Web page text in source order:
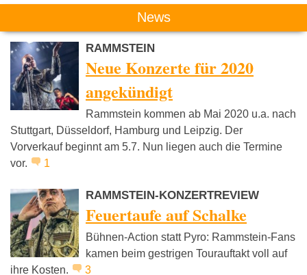
News
RAMMSTEIN
Neue Konzerte für 2020
angekündigt
Rammstein kommen ab Mai 2020 u.a. nach
Stuttgart, Düsseldorf, Hamburg und Leipzig. Der
Vorverkauf beginnt am 5.7. Nun liegen auch die Termine
vor.
1
RAMMSTEIN-KONZERTREVIEW
Feuertaufe auf Schalke
Bühnen-Action statt Pyro: Rammstein-Fans
kamen beim gestrigen Tourauftakt voll auf
ihre Kosten.
3